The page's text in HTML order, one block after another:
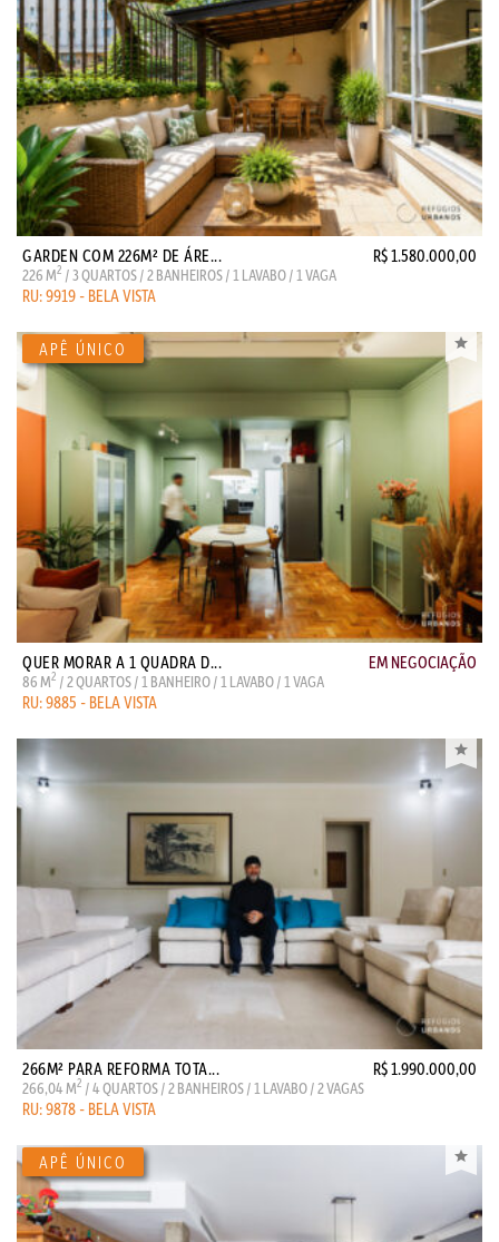
GARDEN COM 226M² DE ÁRE... R$ 1.580.000,00
226 M2 / 3 QUARTOS / 2 BANHEIROS / 1 LAVABO / 1 VAGA
RU: 9919 - BELA VISTA
QUER MORAR A 1 QUADRA D... EM NEGOCIAÇÃO
86 M2 / 2 QUARTOS / 1 BANHEIRO / 1 LAVABO / 1 VAGA
RU: 9885 - BELA VISTA
266M² PARA REFORMA TOTA... R$ 1.990.000,00
266,04 M2 / 4 QUARTOS / 2 BANHEIROS / 1 LAVABO / 2 VAGAS
RU: 9878 - BELA VISTA